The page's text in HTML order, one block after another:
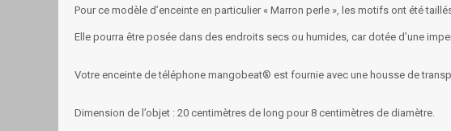
Pour ce modèle d’enceinte en particulier « Marron perle », les motifs ont été
Elle pourra être posée dans des endroits secs ou humides, car dotée d’une
Votre enceinte de téléphone mangobeat® est fournie avec une housse de
Dimension de l’objet : 20 centimètres de long pour 8 centimètres de diamètre.